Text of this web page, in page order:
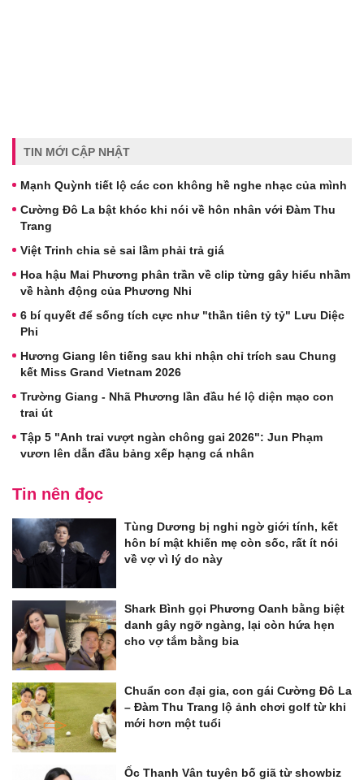
TIN MỚI CẬP NHẬT
Mạnh Quỳnh tiết lộ các con không hề nghe nhạc của mình
Cường Đô La bật khóc khi nói về hôn nhân với Đàm Thu
Trang
Việt Trinh chia sẻ sai lầm phải trả giá
Hoa hậu Mai Phương phân trần về clip từng gây hiểu nhầm
về hành động của Phương Nhi
6 bí quyết để sống tích cực như "thần tiên tỷ tỷ" Lưu Diệc
Phi
Hương Giang lên tiếng sau khi nhận chỉ trích sau Chung
kết Miss Grand Vietnam 2026
Trường Giang - Nhã Phương lần đầu hé lộ diện mạo con
trai út
Tập 5 "Anh trai vượt ngàn chông gai 2026": Jun Phạm
vươn lên dẫn đầu bảng xếp hạng cá nhân
Tin nên đọc
Tùng Dương bị nghi ngờ giới tính, kết
hôn bí mật khiến mẹ còn sốc, rất ít nói
về vợ vì lý do này
Shark Bình gọi Phương Oanh bằng biệt
danh gây ngỡ ngàng, lại còn hứa hẹn
cho vợ tắm bằng bia
Chuẩn con đại gia, con gái Cường Đô La
– Đàm Thu Trang lộ ảnh chơi golf từ khi
mới hơn một tuổi
Ốc Thanh Vân tuyên bố giã từ showbiz